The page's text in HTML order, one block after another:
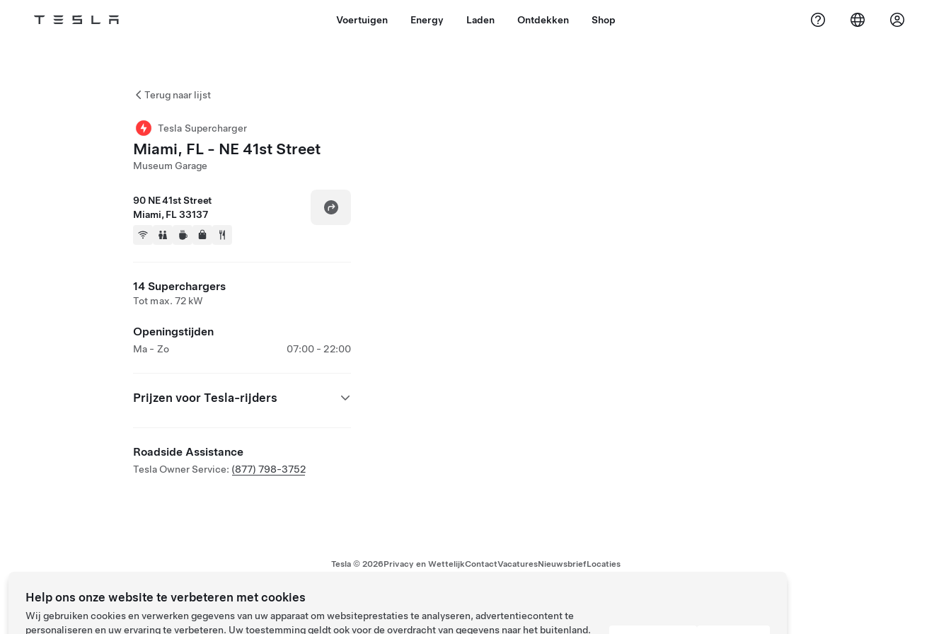
Tesla Voertuigen Energy Laden Ontdekken Shop
Terug naar lijst
Tesla Supercharger
Miami, FL - NE 41st Street
Museum Garage
90 NE 41st Street
Miami, FL 33137
14 Superchargers
Tot max. 72 kW
Openingstijden
Ma - Zo 07:00 - 22:00
Prijzen voor Tesla-rijders
Roadside Assistance
Tesla Owner Service: (877) 798-3752
Tesla © 2026Privacy en WettelijkContactVacaturesNieuwsbriefLocaties
Help ons onze website te verbeteren met cookies
Wij gebruiken cookies en verwerken gegevens van uw apparaat om websiteprestaties te analyseren, advertentiecontent te
personaliseren en uw ervaring te verbeteren. Uw toestemming geldt ook voor de overdracht van gegevens naar het buitenland.